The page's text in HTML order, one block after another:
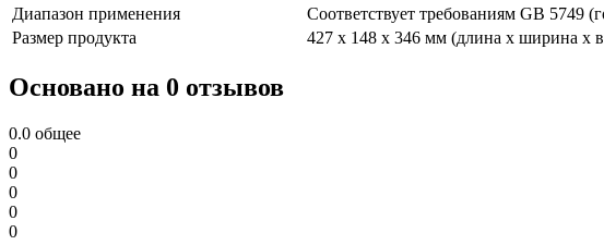
Диапазон применения
Соответствует требованиям GB 5749
Размер продукта
427 x 148 x 346 мм (длина x ширина x
Основано на 0 отзывов
0.0 общее
0
0
0
0
0